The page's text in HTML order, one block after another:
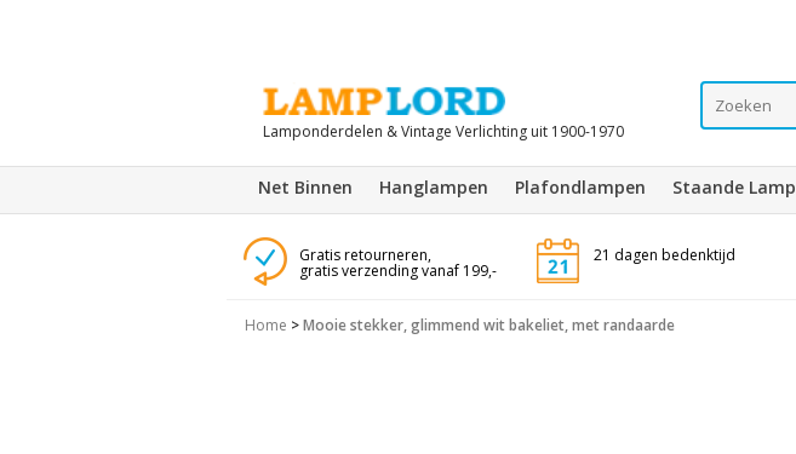
Lamponderdelen & Vintage Verlichting uit 1900-1970
Net Binnen Hanglampen Plafondlampen Staande Lamp
Gratis retourneren,
gratis verzending vanaf 199,-
21 dagen bedenktijd
Home >Mooie stekker, glimmend wit bakeliet, met randaarde